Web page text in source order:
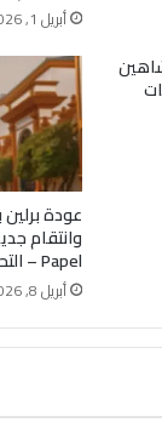
أبريل 1, 2026
عودة
Papel – التحرير الاخباريه
أبريل 8, 2026